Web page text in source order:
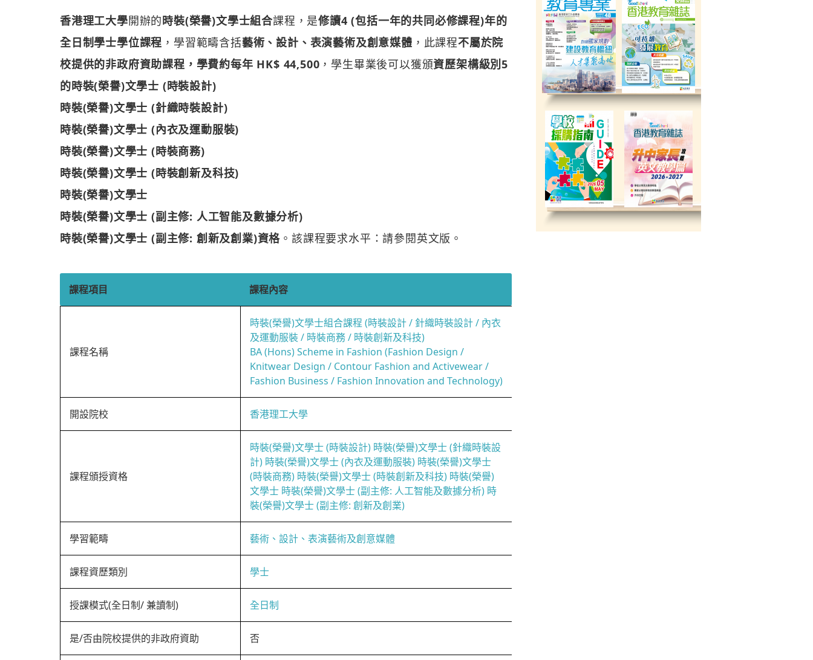
香港理工大學開辦的時裝(榮譽)文學士組合課程，是修讀4 (包括一年的共同必修課程)年的
全日制學士學位課程 ，學習範疇含括藝術、設計、表演藝術及創意媒體 ，此課程不屬於院
校提供的非政府資助課程，學費約每年 HK$ 44,500 ，學生畢業後可以獲頒資歷架構級別5
的時裝(榮譽)文學士 (時裝設計)
時裝(榮譽)文學士 (針織時裝設計)
時裝(榮譽)文學士 (內衣及運動服裝)
時裝(榮譽)文學士 (時裝商務)
時裝(榮譽)文學士 (時裝創新及科技)
時裝(榮譽)文學士
時裝(榮譽)文學士 (副主修: 人工智能及數據分析)
時裝(榮譽)文學士 (副主修: 創新及創業)資格 。該課程要求水平：請參閱英文版。
課程項目 課程內容
課程名稱
時裝(榮譽)文學士組合課程 (時裝設計 / 針織時裝設計 / 內衣
及運動服裝 / 時裝商務 / 時裝創新及科技)
BA (Hons) Scheme in Fashion (Fashion Design /
Knitwear Design / Contour Fashion and Activewear /
Fashion Business / Fashion Innovation and Technology)
開設院校 香港理工大學
課程頒授資格
時裝(榮譽)文學士 (時裝設計) 時裝(榮譽)文學士 (針織時裝設
計) 時裝(榮譽)文學士 (內衣及運動服裝) 時裝(榮譽)文學士
(時裝商務) 時裝(榮譽)文學士 (時裝創新及科技) 時裝(榮譽)
文學士 時裝(榮譽)文學士 (副主修: 人工智能及數據分析) 時
裝(榮譽)文學士 (副主修: 創新及創業)
學習範疇 藝術、設計、表演藝術及創意媒體
課程資歷類別 學士
授課模式(全日制/ 兼讀制) 全日制
是/否由院校提供的非政府資助 否